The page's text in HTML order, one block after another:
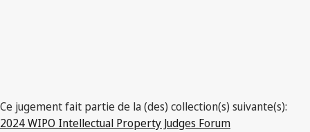
Ce jugement fait partie de la (des) collection(s) suivante(s):
2024 WIPO Intellectual Property Judges Forum